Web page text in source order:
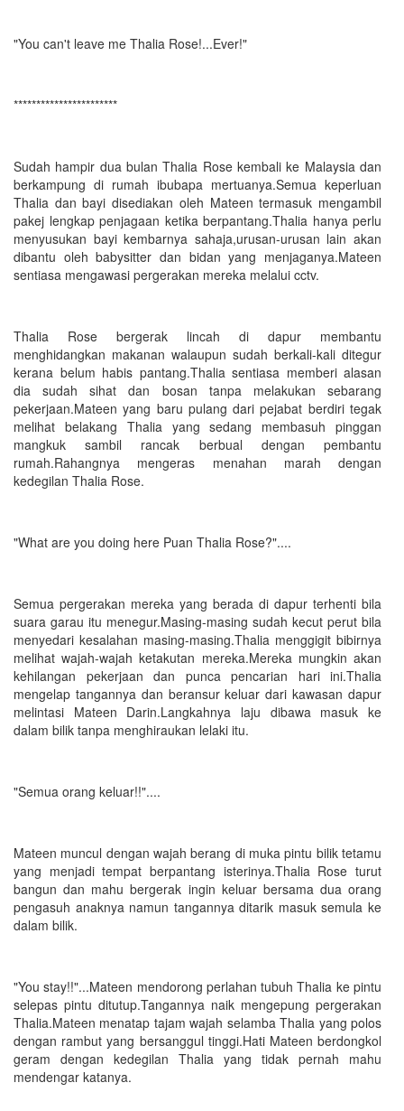
"You can't leave me Thalia Rose!...Ever!"
***********************
Sudah hampir dua bulan Thalia Rose kembali ke Malaysia dan
berkampung di rumah ibubapa mertuanya.Semua keperluan
Thalia dan bayi disediakan oleh Mateen termasuk mengambil
pakej lengkap penjagaan ketika berpantang.Thalia hanya perlu
menyusukan bayi kembarnya sahaja,urusan-urusan lain akan
dibantu oleh babysitter dan bidan yang menjaganya.Mateen
sentiasa mengawasi pergerakan mereka melalui cctv.
Thalia Rose bergerak lincah di dapur membantu
menghidangkan makanan walaupun sudah berkali-kali ditegur
kerana belum habis pantang.Thalia sentiasa memberi alasan
dia sudah sihat dan bosan tanpa melakukan sebarang
pekerjaan.Mateen yang baru pulang dari pejabat berdiri tegak
melihat belakang Thalia yang sedang membasuh pinggan
mangkuk sambil rancak berbual dengan pembantu
rumah.Rahangnya mengeras menahan marah dengan
kedegilan Thalia Rose.
"What are you doing here Puan Thalia Rose?"....
Semua pergerakan mereka yang berada di dapur terhenti bila
suara garau itu menegur.Masing-masing sudah kecut perut bila
menyedari kesalahan masing-masing.Thalia menggigit bibirnya
melihat wajah-wajah ketakutan mereka.Mereka mungkin akan
kehilangan pekerjaan dan punca pencarian hari ini.Thalia
mengelap tangannya dan beransur keluar dari kawasan dapur
melintasi Mateen Darin.Langkahnya laju dibawa masuk ke
dalam bilik tanpa menghiraukan lelaki itu.
"Semua orang keluar!!"....
Mateen muncul dengan wajah berang di muka pintu bilik tetamu
yang menjadi tempat berpantang isterinya.Thalia Rose turut
bangun dan mahu bergerak ingin keluar bersama dua orang
pengasuh anaknya namun tangannya ditarik masuk semula ke
dalam bilik.
"You stay!!"...Mateen mendorong perlahan tubuh Thalia ke pintu
selepas pintu ditutup.Tangannya naik mengepung pergerakan
Thalia.Mateen menatap tajam wajah selamba Thalia yang polos
dengan rambut yang bersanggul tinggi.Hati Mateen berdongkol
geram dengan kedegilan Thalia yang tidak pernah mahu
mendengar katanya.